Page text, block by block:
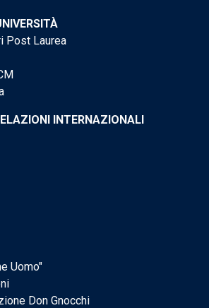
Post Laurea
INTERNAZIONALI
Uomo"
Don Gnocchi